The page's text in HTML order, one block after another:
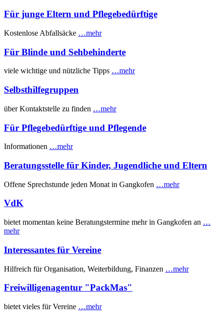
Für junge Eltern und Pflegebedürftige
Kostenlose Abfallsäcke …mehr
Für Blinde und Sehbehinderte
viele wichtige und nützliche Tipps …mehr
Selbsthilfegruppen
über Kontaktstelle zu finden …mehr
Für Pflegebedürftige und Pflegende
Informationen …mehr
Beratungsstelle für Kinder, Jugendliche und Eltern
Offene Sprechstunde jeden Monat in Gangkofen …mehr
VdK
bietet momentan keine Beratungstermine mehr in Gangkofen an …
mehr
Interessantes für Vereine
Hilfreich für Organisation, Weiterbildung, Finanzen …mehr
Freiwilligenagentur "PackMas"
bietet vieles für Vereine …mehr